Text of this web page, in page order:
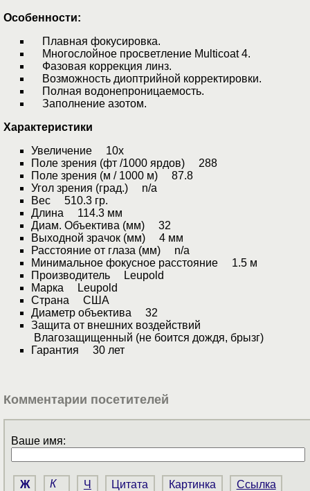
Особенности:
Плавная фокусировка.
Многослойное просветление Multicoat 4.
Фазовая коррекция линз.
Возможность диоптрийной корректировки.
Полная водонепроницаемость.
Заполнение азотом.
Характеристики
Увеличение 10х
Поле зрения (фт /1000 ярдов) 288
Поле зрения (м / 1000 м) 87.8
Угол зрения (град.) n/a
Вес 510.3 гр.
Длина 114.3 мм
Диам. Объектива (мм) 32
Выходной зрачок (мм) 4 мм
Расстояние от глаза (мм) n/a
Минимальное фокусное расстояние 1.5 м
Производитель Leupold
Марка Leupold
Страна США
Диаметр объектива 32
Защита от внешних воздействий
Влагозащищенный (не боится дождя, брызг)
Гарантия 30 лет
Комментарии посетителей
Ваше имя:
Ж К Ч Цитата Картинка Ссылка